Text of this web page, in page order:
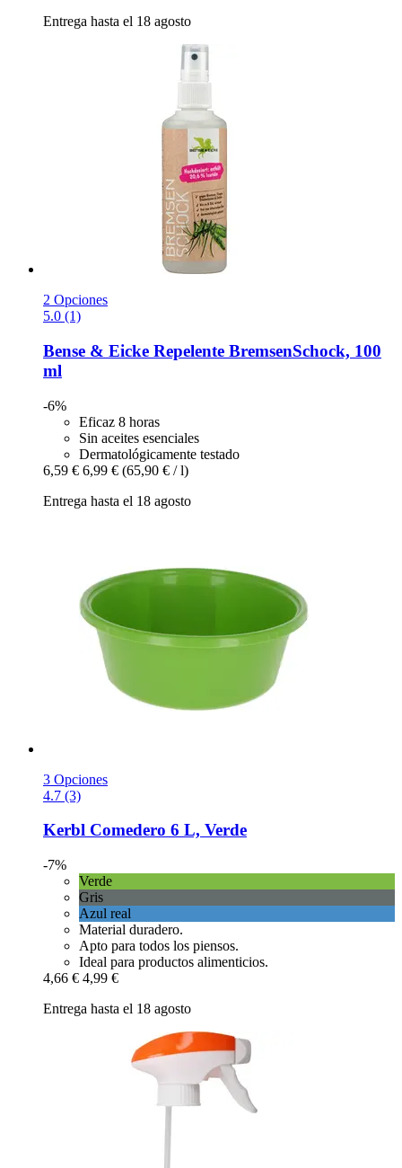
Entrega hasta el 18 agosto
2 Opciones
5.0 (1)
Bense & Eicke Repelente BremsenSchock, 100
ml
-6%
Eficaz 8 horas
Sin aceites esenciales
Dermatológicamente testado
6,59 € 6,99 € (65,90 € / l)
Entrega hasta el 18 agosto
3 Opciones
4.7 (3)
Kerbl Comedero 6 L, Verde
-7%
Verde
Gris
Azul real
Material duradero.
Apto para todos los piensos.
Ideal para productos alimenticios.
4,66 € 4,99 €
Entrega hasta el 18 agosto